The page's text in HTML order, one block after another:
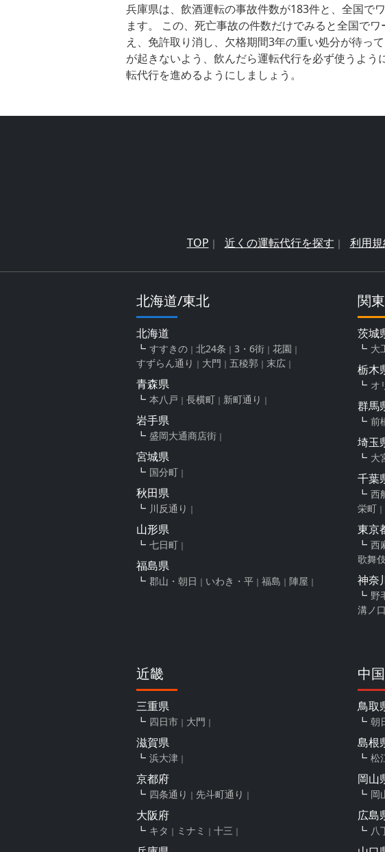
兵庫県は、飲酒運転の事故件数が183件と、全国で
ます。 この、死亡事故の件数だけでみると全国で
え、免許取り消し、欠格期間3年の重い処分が待っ
が起きないよう、飲んだら運転代行を必ず使うよ
転代行を進めるようにしましょう。
TOP 近くの運転代行を探す 利用
北海道/東北
北海道
すすきの 北24条 3・6街
花園
すずらん通り
大門 五稜郭 末広
青森県
本八戸 長横町 新町通り
岩手県
盛岡大通商店街
宮城県
国分町
秋田県
川反通り
山形県
七日町
福島県
郡山・朝日 いわき・平 福島 陣屋
関東
茨城
大
栃木
オ
群馬
前
埼玉
大
千葉
西
栄町
東京
西
歌舞
神奈
野
溝ノ口
近畿
三重県
四日市 大門
滋賀県
浜大津
京都府
四条通り 先斗町通り
大阪府
キタ ミナミ 十三
中
鳥取
朝
島根
松
岡山
岡
広島
八